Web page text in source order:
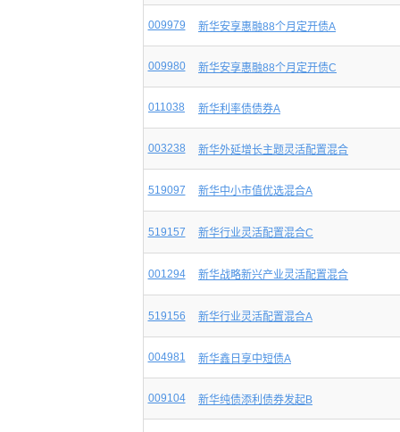
009979 新华安享惠融88个月定开债A
009980 新华安享惠融88个月定开债C
011038 新华利率债债券A
003238 新华外延增长主题灵活配置混合
519097 新华中小市值优选混合A
519157 新华行业灵活配置混合C
001294 新华战略新兴产业灵活配置混合
519156 新华行业灵活配置混合A
004981 新华鑫日享中短债A
009104 新华纯债添利债券发起B